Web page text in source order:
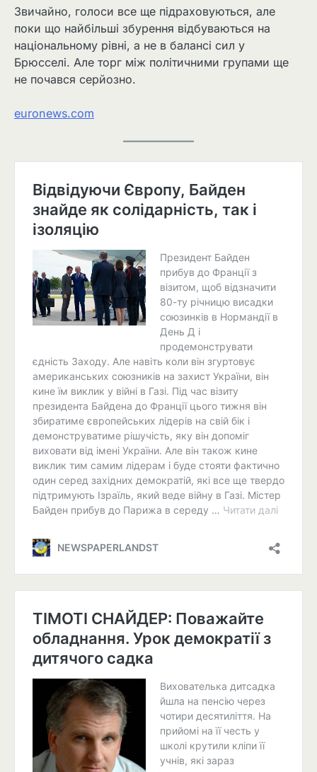
Звичайно, голоси все ще підраховуються, але
поки що найбільші збурення відбуваються на
національному рівні, а не в балансі сил у
Брюсселі. Але торг між політичними групами ще
не почався серйозно.
euronews.com